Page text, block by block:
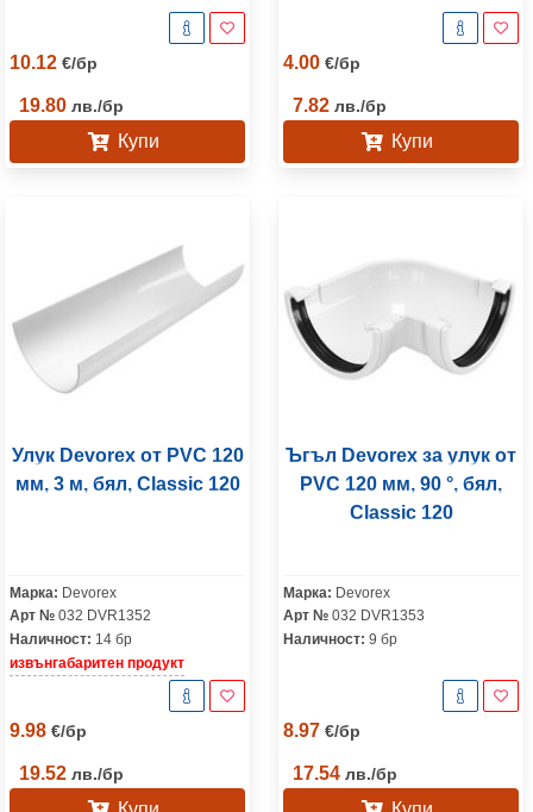
10.12 €/бр
19.80 лв./бр
Купи
4.00 €/бр
7.82 лв./бр
Купи
Улук Devorex от PVC 120
мм, 3 м, бял, Classic 120
Марка: Devorex
Арт № 032 DVR1352
Наличност: 14 бр
извънгабаритен продукт
9.98 €/бр
19.52 лв./бр
Ъгъл Devorex за улук от
PVC 120 мм, 90 °, бял,
Classic 120
Марка: Devorex
Арт № 032 DVR1353
Наличност: 9 бр
8.97 €/бр
17.54 лв./бр